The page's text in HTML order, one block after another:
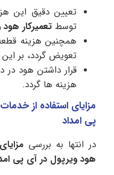
تعیین دقیق این
توسط تعمیرکار
همچنین هزینه
تعویض گردد، بر این
قرار داشتن هود در
هزینه ها گردد.
مزایای استفاده از
پی امداد
در انتها به بررسی
هود ویرپول در آی پی